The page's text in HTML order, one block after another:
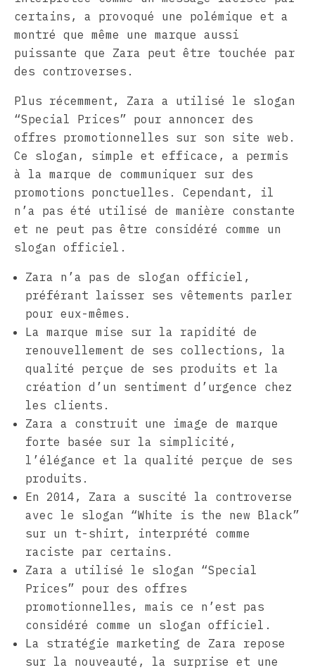
certains, a provoqué une polémique et a
montré que même une marque aussi
puissante que Zara peut être touchée par
des controverses.
Plus récemment, Zara a utilisé le slogan
“Special Prices” pour annoncer des
offres promotionnelles sur son site web.
Ce slogan, simple et efficace, a permis
à la marque de communiquer sur des
promotions ponctuelles. Cependant, il
n’a pas été utilisé de manière constante
et ne peut pas être considéré comme un
slogan officiel.
Zara n’a pas de slogan officiel,
préférant laisser ses vêtements parler
pour eux-mêmes.
La marque mise sur la rapidité de
renouvellement de ses collections, la
qualité perçue de ses produits et la
création d’un sentiment d’urgence chez
les clients.
Zara a construit une image de marque
forte basée sur la simplicité,
l’élégance et la qualité perçue de ses
produits.
En 2014, Zara a suscité la controverse
avec le slogan “White is the new Black”
sur un t-shirt, interprété comme
raciste par certains.
Zara a utilisé le slogan “Special
Prices” pour des offres
promotionnelles, mais ce n’est pas
considéré comme un slogan officiel.
La stratégie marketing de Zara repose
sur la nouveauté, la surprise et une